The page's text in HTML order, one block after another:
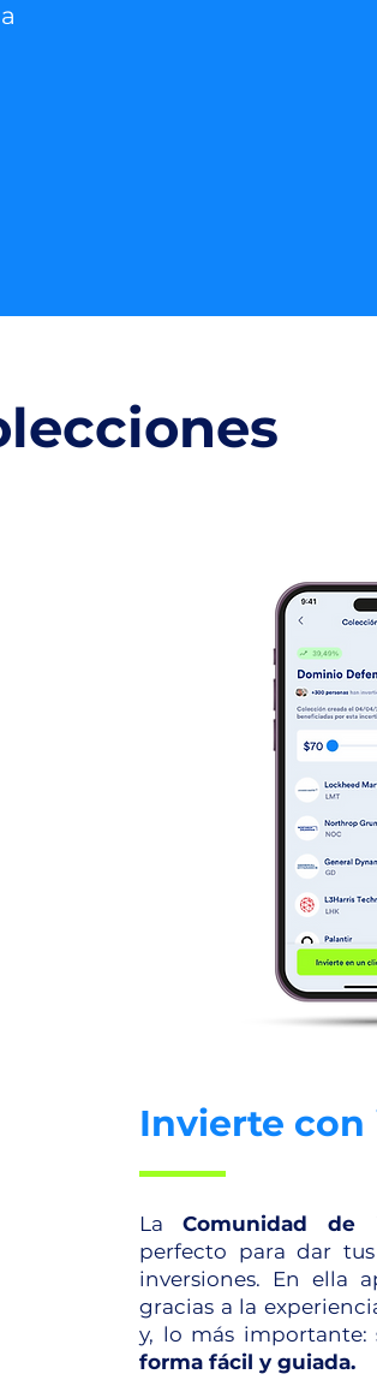
Invierte
LaComunidad de
perfecto para dar
inversiones. En ella
gracias a la
y, lo más importante:
forma fácil y guiada.